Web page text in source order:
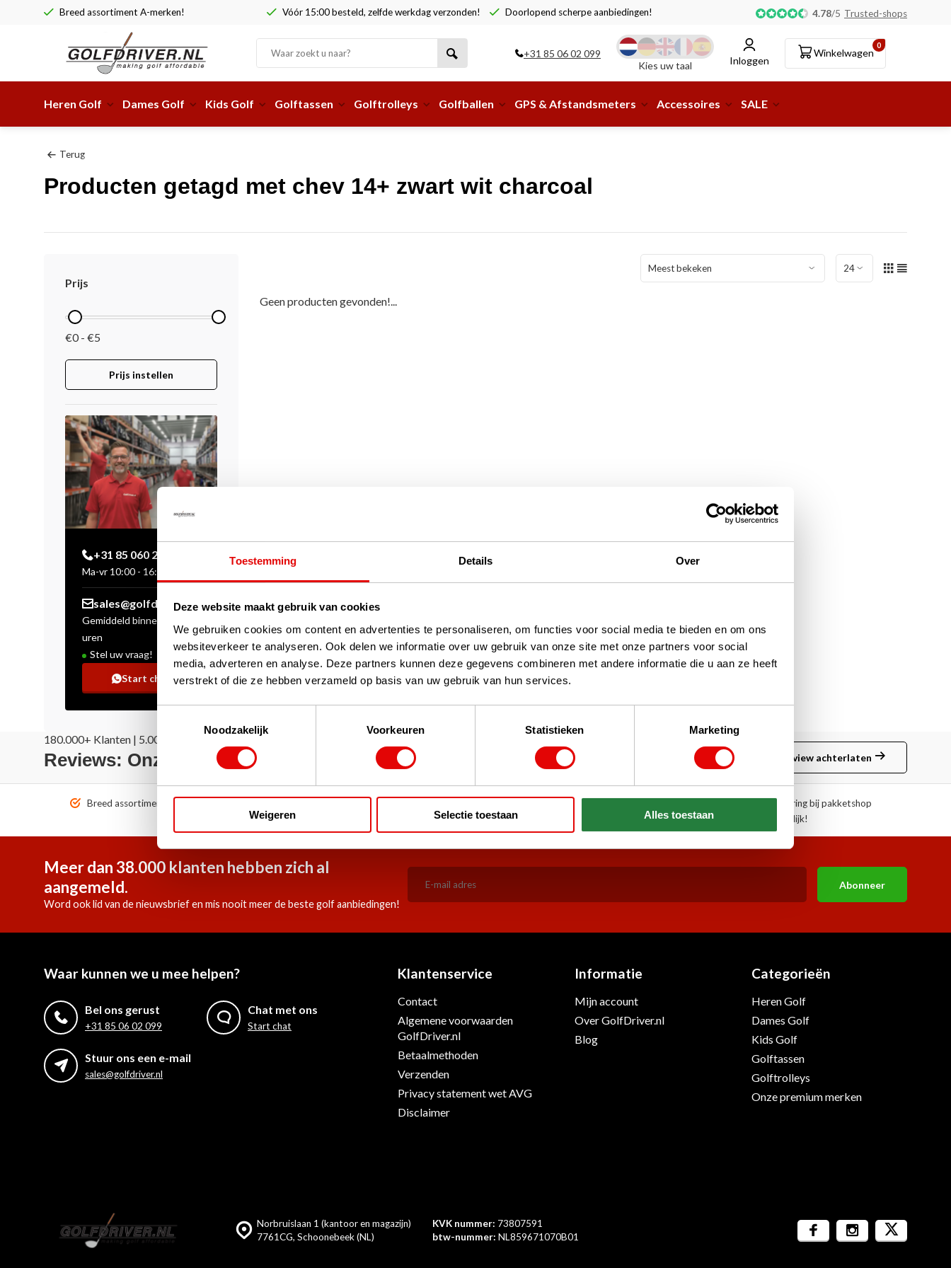
Toestemming Details Over
Deze website maakt gebruik van cookies
We gebruiken cookies om content en advertenties te personaliseren, om functies voor social media te bieden en om ons
websiteverkeer te analyseren. Ook delen we informatie over uw gebruik van onze site met onze partners voor social
media, adverteren en analyse. Deze partners kunnen deze gegevens combineren met andere informatie die u aan ze heeft
verstrekt of die ze hebben verzameld op basis van uw gebruik van hun services.
Toestemmingsselectie
Noodzakelijk
Voorkeuren Statistieken Marketing
Weigeren Selectie toestaan Alles toestaan
Breed assortiment A-merken! Vóór 15:00 besteld, zelfde werkdag verzonden! Doorlopend scherpe aanbiedingen! Afhalen of aflevering bij pakketshop mogelijk!
4.78/5 Trusted-shops
+31 85 06 02 099
Kies uw taal
Inloggen
0
Winkelwagen
Heren Golf Dames Golf Kids Golf Golftassen Golftrolleys Golfballen GPS & Afstandsmeters Accessoires SALE
Terug
Producten getagd met chev 14+ zwart wit charcoal
Prijs
€0 - €5
Prijs instellen
+31 85 060 20 99
Ma-vr 10:00 - 16:00 uur
sales@golfdriver.nl
Gemiddeld binnen enkele
uren
Stel uw vraag!
Start chat
Geen producten gevonden!...
180.000+ Klanten | 5.000+ Reviews | Trusted Shops, TrustPilot, Google
Reviews: Onze klanten aan het woord Review achterlaten
Breed assortiment A-merken!
Vóór 15:00 besteld, zelfde werkdag
Doorlopend scherpe aanbiedingen!
Afhalen of aflevering bij pakketshop
mogelijk!
Meer dan 38.000 klanten hebben zich al
aangemeld.
Word ook lid van de nieuwsbrief en mis nooit meer de beste golf aanbiedingen!
Abonneer
Waar kunnen we u mee helpen?
Bel ons gerust
+31 85 06 02 099
Chat met ons
Start chat
Stuur ons een e-mail
sales@golfdriver.nl
Klantenservice
Contact
Algemene voorwaarden
GolfDriver.nl
Betaalmethoden
Verzenden
Privacy statement wet AVG
Disclaimer
Informatie
Mijn account
Over GolfDriver.nl
Blog
Categorieën
Heren Golf
Dames Golf
Kids Golf
Golftassen
Golftrolleys
Onze premium merken
Norbruislaan 1 (kantoor en magazijn)
7761CG, Schoonebeek (NL)
KVK nummer: 73807591
btw-nummer: NL859671070B01